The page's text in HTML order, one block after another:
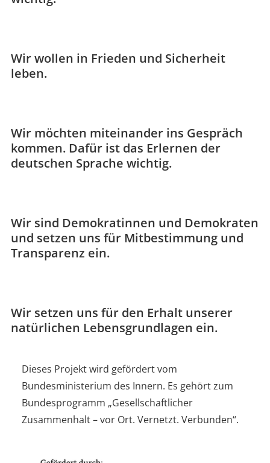
Wir wollen in Frieden und Sicherheit
leben.
Wir möchten miteinander ins Gespräch
kommen. Dafür ist das Erlernen der
deutschen Sprache wichtig.
Wir sind Demokratinnen und Demokraten
und setzen uns für Mitbestimmung und
Transparenz ein.
Wir setzen uns für den Erhalt unserer
natürlichen Lebensgrundlagen ein.
Dieses Projekt wird gefördert vom
Bundesministerium des Innern. Es gehört zum
Bundesprogramm „Gesellschaftlicher
Zusammenhalt – vor Ort. Vernetzt. Verbunden“.